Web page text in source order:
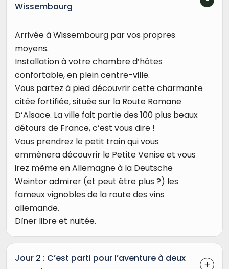
Wissembourg
Arrivée à Wissembourg par vos propres
moyens.
Installation à votre chambre d’hôtes
confortable, en plein centre-ville.
Vous partez à pied découvrir cette charmante
citée fortifiée, située sur la Route Romane
D’Alsace. La ville fait partie des 100 plus beaux
détours de France, c’est vous dire !
Vous prendrez le petit train qui vous
emmènera découvrir le Petite Venise et vous
irez même en Allemagne à la Deutsche
Weintor admirer (et peut être plus ?) les
fameux vignobles de la route des vins
allemande.
Dîner libre et nuitée.
Jour 2 : C’est parti pour l’aventure à deux